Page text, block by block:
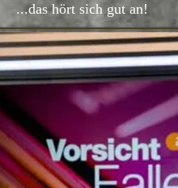
...das hört sich gut an!